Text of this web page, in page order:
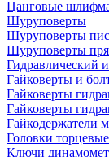
Цанговые
Шуруповерты
Шуруповерты
Шуруповерты
Гидравлический
Гайковерты и
Гайковерты
Гайковерты
Гайкодержатели
Головки
Ключи